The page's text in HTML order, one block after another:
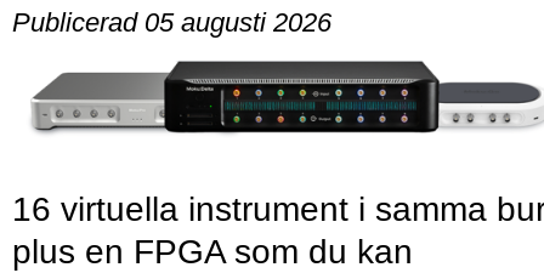
Publicerad 05 augusti 2026
16 virtuella instrument i samma
plus en FPGA som du kan